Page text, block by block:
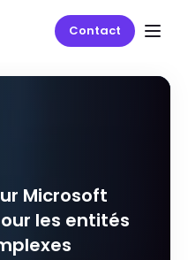
Contact
Microsoft
les entités